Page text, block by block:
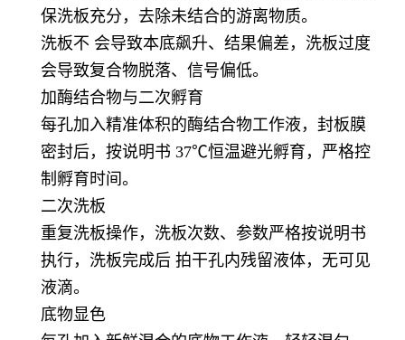
保洗板充分，去除未结合的游离物质。
洗板不 会导致本底飙升、结果偏差，洗板过度
会导致复合物脱落、信号偏低。
加酶结合物与二次孵育
每孔加入精准体积的酶结合物工作液，封板膜
密封后，按说明书 37℃恒温避光孵育，严格控
制孵育时间。
二次洗板
重复洗板操作，洗板次数、参数严格按说明书
执行，洗板完成后 拍干孔内残留液体，无可见
液滴。
底物显色